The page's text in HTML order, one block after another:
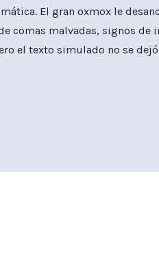
El gran oxmox le
comas malvadas, signos de
el texto simulado no se